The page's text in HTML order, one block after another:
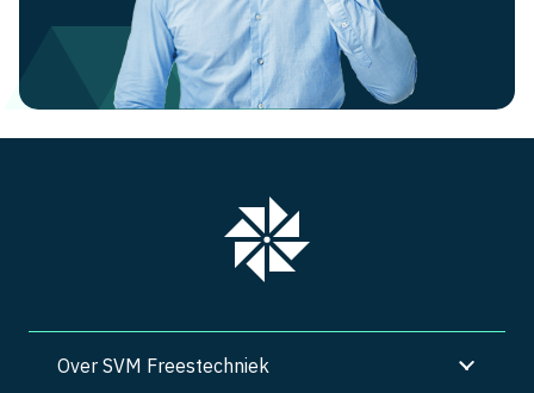
Over SVM Freestechniek